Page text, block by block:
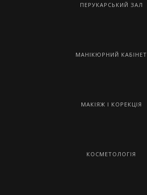
ПЕРУКАРСЬКИЙ ЗАЛ
МАНІКЮРНИЙ КАБІНЕТ
МАКІЯЖ І КОРЕКЦІЯ
КОСМЕТОЛОГІЯ